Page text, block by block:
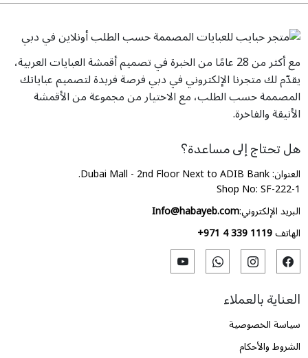
مع أكثر من 28 عامًا من الخبرة في تصميم أقمشة العبايات العربية،
يقدّم لك متجرنا الإلكتروني في دبي فرصة فريدة لتصميم عباياتك
المصممة حسب الطلب، مع الاختيار من مجموعة من الأقمشة
الأنيقة والفاخرة.
العناية بالعملاء
سياسة الخصوصية
الشروط والأحكام
هل تحتاج إلى مساعدة؟
العنوان: Dubai Mall - 2nd Floor Next to ADIB Bank.
Shop No: SF-222-1
البريد الإلكتروني:Info@habayeb.com
الهاتف+971 4 339 1119